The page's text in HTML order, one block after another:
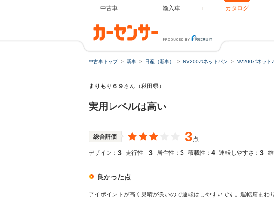
中古車 輸入車 カタログ
中古車トップ 新車 日産（新車） NV200バネットバン NV200バネット
まりもり６９ さん（秋田県）
実用レベルは高い
総合評価 3点
デザイン： 3 走行性： 3 居住性： 3 積載性： 4 運転しやすさ： 3 維
良かった点
アイポイントが高く見晴が良いので運転はしやすいです。運転席まわ